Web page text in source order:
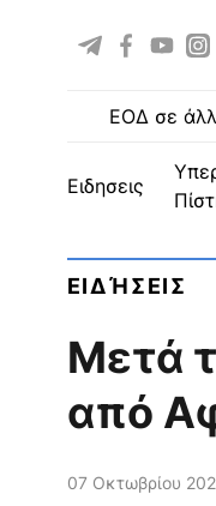
ΕΟΔ σε
ειδησεις
ΕΙΔΉΣΕΙΣ
Μετά
από
07 Οκτωβρίου